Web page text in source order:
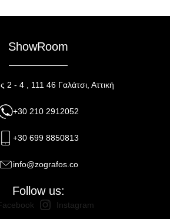
ShowRoom
2 - 4 , 111 46 Γαλάτσι, Αττική
+30 210 2912052
+30 699 8850813
info@zografos.co
Follow us:
Instagram